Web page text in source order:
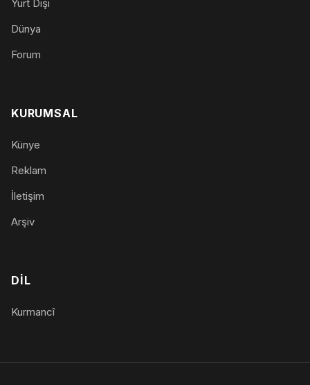
Yurt Dışı
Dünya
Forum
KURUMSAL
Künye
Reklam
İletişim
Arşiv
DIL
Kurmancî